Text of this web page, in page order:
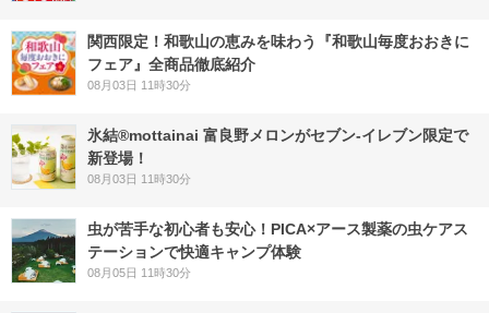
関西限定！和歌山の恵みを味わう『和歌山毎度おおきに
フェア』全商品徹底紹介
08月03日 11時30分
氷結®mottainai 富良野メロンがセブン‐イレブン限定で
新登場！
08月03日 11時30分
虫が苦手な初心者も安心！PICA×アース製薬の虫ケアス
テーションで快適キャンプ体験
08月05日 11時30分